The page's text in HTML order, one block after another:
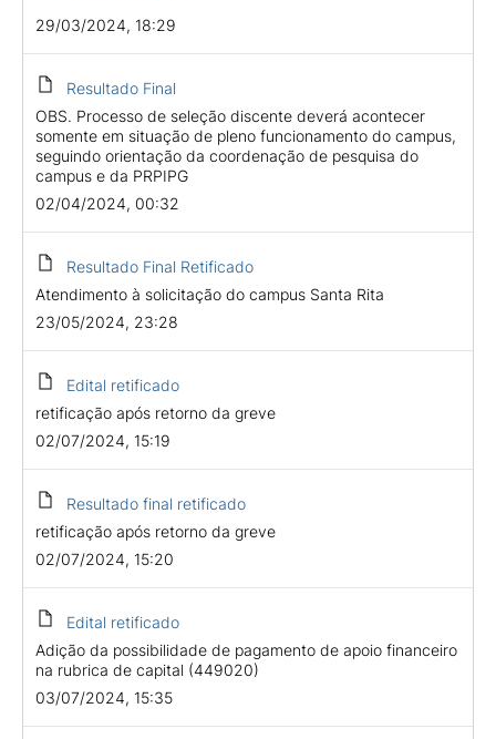
29/03/2024, 18:29
Resultado Final
OBS. Processo de seleção discente deverá acontecer
somente em situação de pleno funcionamento do campus,
seguindo orientação da coordenação de pesquisa do
campus e da PRPIPG
02/04/2024, 00:32
Resultado Final Retificado
Atendimento à solicitação do campus Santa Rita
23/05/2024, 23:28
Edital retificado
retificação após retorno da greve
02/07/2024, 15:19
Resultado final retificado
retificação após retorno da greve
02/07/2024, 15:20
Edital retificado
Adição da possibilidade de pagamento de apoio financeiro
na rubrica de capital (449020)
03/07/2024, 15:35